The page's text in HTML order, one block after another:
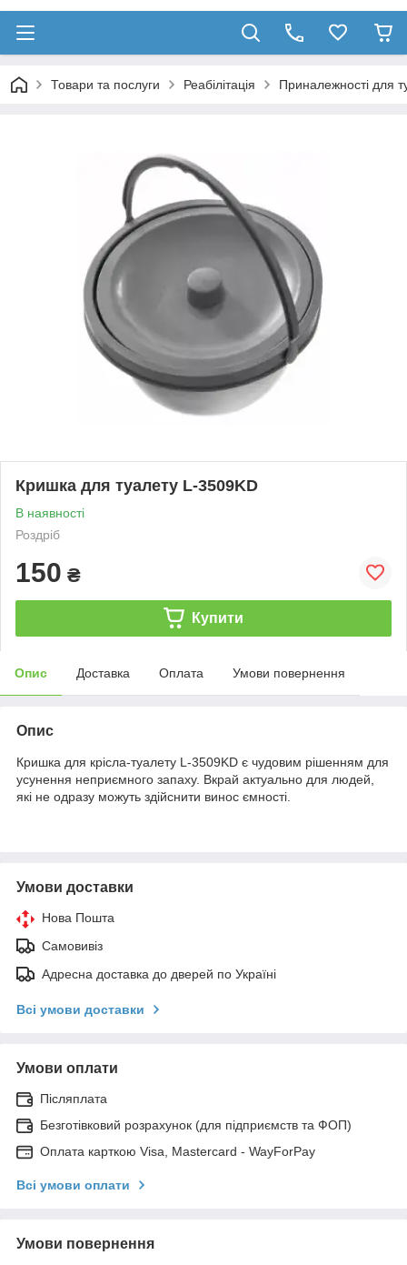
Товари та послуги Реабілітація Приналежності для
Кришка для туалету L-3509KD
В наявності
Роздріб
150 ₴
Купити
Опис Доставка Оплата Умови повернення
Опис
Кришка для крісла-туалету L-3509KD є чудовим рішенням для
усунення неприємного запаху. Вкрай актуально для людей,
які не одразу можуть здійснити винос ємності.
Умови доставки
Нова Пошта
Самовивіз
Адресна доставка до дверей по Україні
Всі умови доставки
Умови оплати
Післяплата
Безготівковий розрахунок (для підприємств та ФОП)
Оплата карткою Visa, Mastercard - WayForPay
Всі умови оплати
Умови повернення